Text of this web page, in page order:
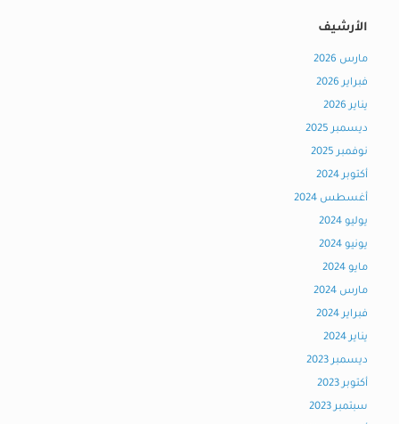
الأرشيف
مارس 2026
فبراير 2026
يناير 2026
ديسمبر 2025
نوفمبر 2025
أكتوبر 2024
أغسطس 2024
يوليو 2024
يونيو 2024
مايو 2024
مارس 2024
فبراير 2024
يناير 2024
ديسمبر 2023
أكتوبر 2023
سبتمبر 2023